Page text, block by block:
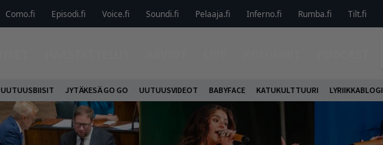
Como.fi Episodi.fi Voice.fi Soundi.fi Pelaaja.fi Inferno.fi Rumba.fi Tilt.fi
UUTUUSBIISIT JYTÄKESÄ GO GO UUTUUSVIDEOT BABYFACE KATUKULTTUURI LYRIIKKABLOGI